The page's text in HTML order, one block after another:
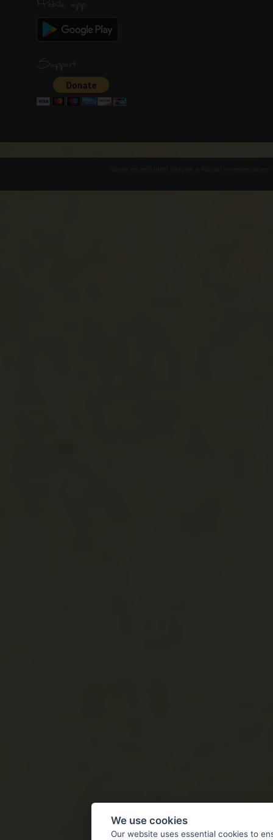
Mobile app
Support
We use cookies
Our website uses essential cookies to